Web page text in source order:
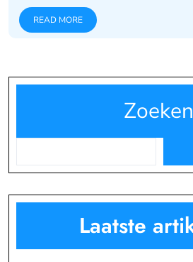
READ MORE
Zoeken
Laatste